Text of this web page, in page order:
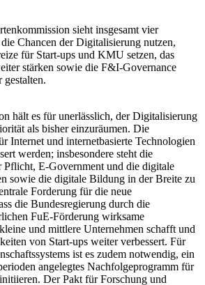
sieht insgesamt vier
Chancen der Digitalisierung nutzen,
für Start-ups und KMU setzen, das
stärken sowie die F&I-Governance
hält es für unerlässlich, der Digitalisierung
als bisher einzuräumen. Die
Internet und internetbasierte Technologien
werden; insbesondere steht die
Pflicht, E-Government und die digitale
sowie die digitale Bildung in der Breite zu
Forderung für die neue
die Bundesregierung durch die
FuE-Förderung wirksame
und mittlere Unternehmen schafft und
von Start-ups weiter verbessert. Für
ist es zudem notwendig, ein
angelegtes Nachfolgeprogramm für
Der Pakt für Forschung und